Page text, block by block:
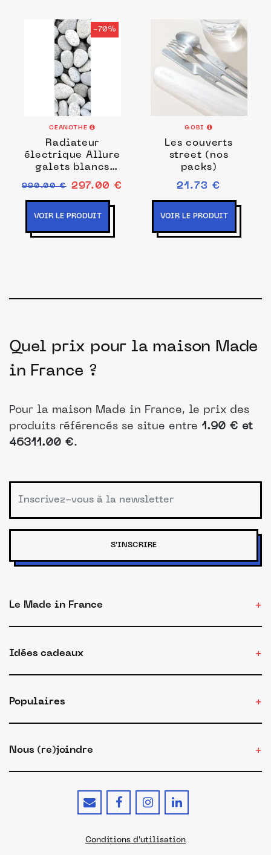
-70%
CEANOTHE
Radiateur
électrique Allure
galets blancs
45x120 cm en
verre trempé
990.00 € 297.00 €
VOIR LE PRODUIT
GOBI
Les couverts
street (nos
packs)
21.73 €
VOIR LE PRODUIT
Quel prix pour la maison Made
in France ?
Pour la maison Made in France, le prix des
produits référencés se situe entre 1.90 € et
46311.00 €.
S'INSCRIRE
Le Made in France
Idées cadeaux
Populaires
Nous (re)joindre
Conditions d'utilisation